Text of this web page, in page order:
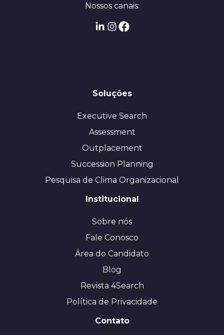
Nossos canais:
Soluções
Executive Search
Assessment
Outplacement
Succession Planning
Pesquisa de Clima Organizacional
Institucional
Sobre nós
Fale Conosco
Área do Candidato
Blog
Revista 4Search
Política de Privacidade
Contato